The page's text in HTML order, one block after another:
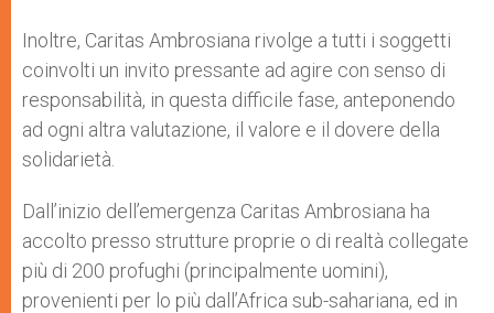
Inoltre, Caritas Ambrosiana rivolge a tutti i soggetti
coinvolti un invito pressante ad agire con senso di
responsabilità, in questa difficile fase, anteponendo
ad ogni altra valutazione, il valore e il dovere della
solidarietà.
Dall’inizio dell’emergenza Caritas Ambrosiana ha
accolto presso strutture proprie o di realtà collegate
più di 200 profughi (principalmente uomini),
provenienti per lo più dall’Africa sub-sahariana, ed in